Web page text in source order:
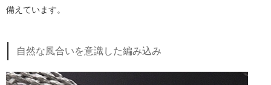
備えています。
自然な風合いを意識した編み込み